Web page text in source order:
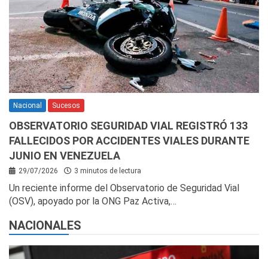
Nacional Sucesos
OBSERVATORIO SEGURIDAD VIAL REGISTRÓ 133
FALLECIDOS POR ACCIDENTES VIALES DURANTE
JUNIO EN VENEZUELA
29/07/2026 3 minutos de lectura
Un reciente informe del Observatorio de Seguridad Vial
(OSV), apoyado por la ONG Paz Activa,…
NACIONALES